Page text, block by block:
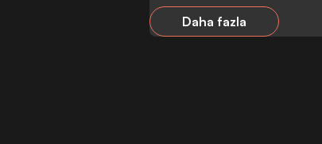
Daha fazla